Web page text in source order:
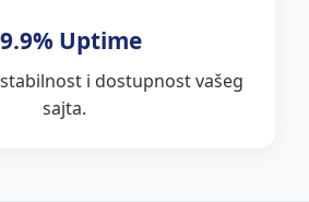
Uptime
i dostupnost vašeg
sajta.